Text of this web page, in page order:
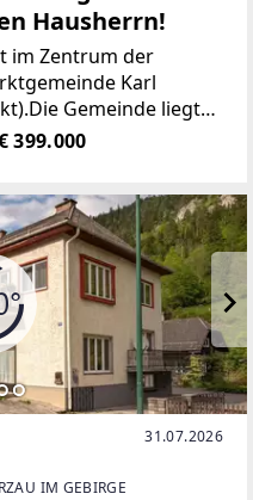
Hausherrn!
im Zentrum der
Karl
Gemeinde liegt
inmitten
umgeben von
399.000
31.07.2026
IM GEBIRGE